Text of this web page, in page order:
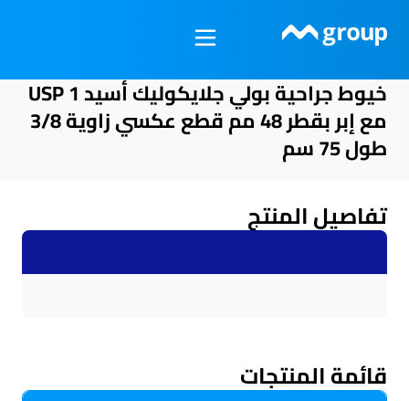
المحتوى
خيوط جراحية بولي جلايكوليك أسيد USP 1
مع إبر بقطر 48 مم قطع عكسي زاوية 3/8
طول 75 سم
تفاصيل المنتج
قائمة المنتجات